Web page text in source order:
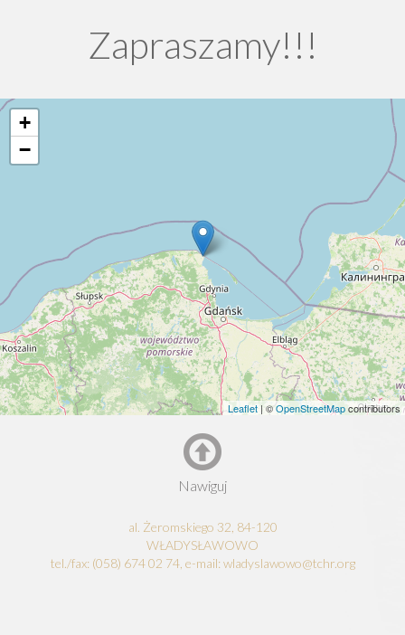
Zapraszamy!!!
+
−
Leaflet | ©OpenStreetMapcontributors
Nawiguj
al. Żeromskiego 32, 84-120
WŁADYSŁAWOWO
tel./fax: (058) 674 02 74, e-mail: wladyslawowo@tchr.org